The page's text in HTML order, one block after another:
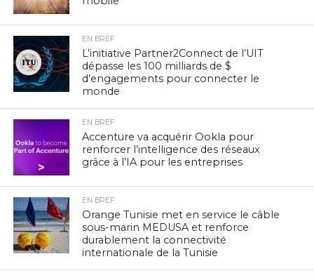
EN BREF
L’initiative Partner2Connect de l’UIT
dépasse les 100 milliards de $
d’engagements pour connecter le
monde
EN BREF
Accenture va acquérir Ookla pour
renforcer l’intelligence des réseaux
grâce à l’IA pour les entreprises
EN BREF
Orange Tunisie met en service le câble
sous-marin MEDUSA et renforce
durablement la connectivité
internationale de la Tunisie